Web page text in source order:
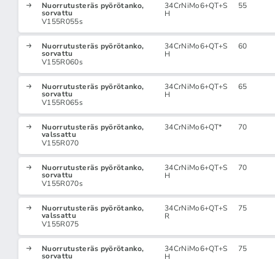
Nuorrutusteräs pyörötanko,
sorvattu
V155R055s
34CrNiMo6+QT+S
H
55
Nuorrutusteräs pyörötanko,
sorvattu
V155R060s
34CrNiMo6+QT+S
H
60
Nuorrutusteräs pyörötanko,
sorvattu
V155R065s
34CrNiMo6+QT+S
H
65
Nuorrutusteräs pyörötanko,
valssattu
V155R070
34CrNiMo6+QT* 70
Nuorrutusteräs pyörötanko,
sorvattu
V155R070s
34CrNiMo6+QT+S
H
70
Nuorrutusteräs pyörötanko,
valssattu
V155R075
34CrNiMo6+QT+S
R
75
Nuorrutusteräs pyörötanko,
sorvattu
34CrNiMo6+QT+S
H
75